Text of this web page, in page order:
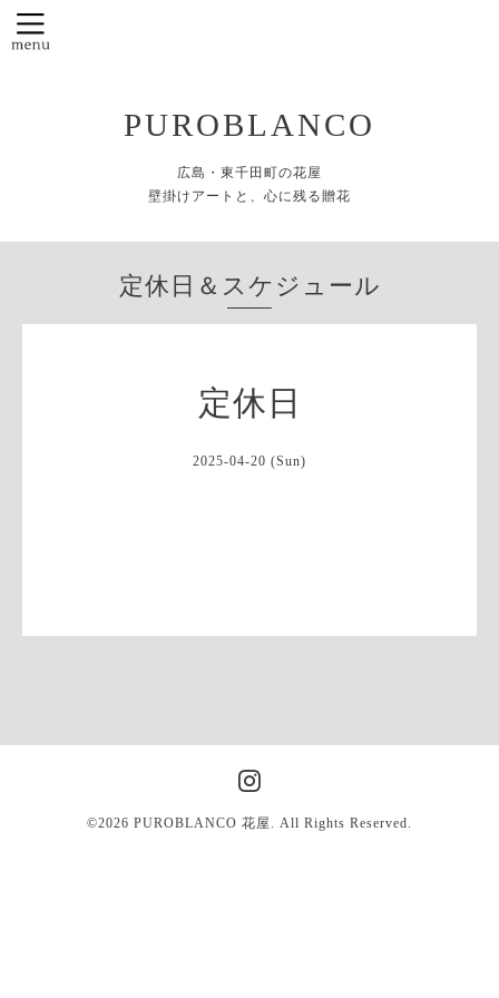
PUROBLANCO
広島・東千田町の花屋
壁掛けアートと、心に残る贈花
定休日＆スケジュール
定休日
2025-04-20 (Sun)
©2026 PUROBLANCO 花屋 . All Rights Reserved.